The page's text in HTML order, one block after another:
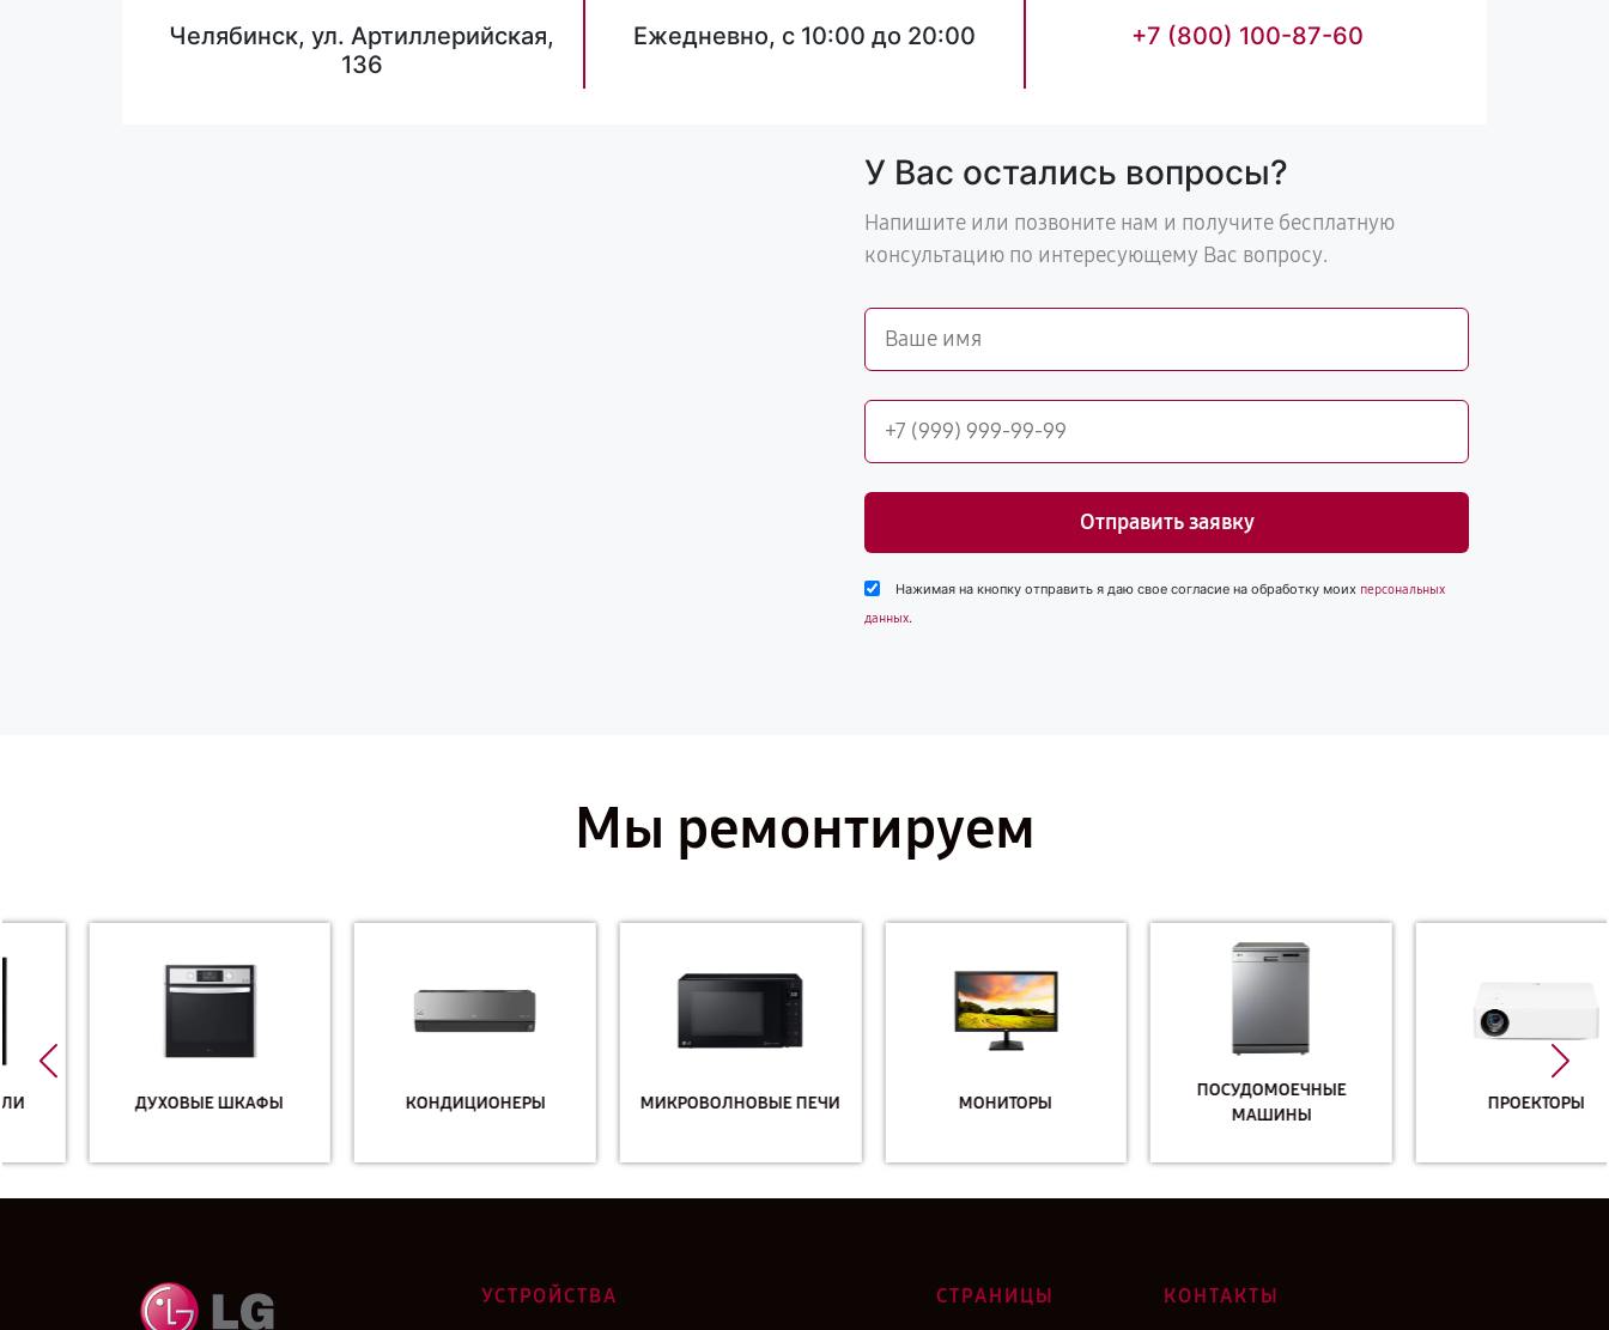
Челябинск, ул. Артиллерийская,
136
Ежедневно, с 10:00 до 20:00 +7 (800) 100-87-60
У Вас остались вопросы?
Напишите или позвоните нам и получите бесплатную
консультацию по интересующему Вас вопросу.
Отправить заявку
Нажимая на кнопку отправить я даю свое согласие на обработку моих персональных
данных.
Мы ремонтируем
ДУХОВЫЕ ШКАФЫ КОНДИЦИОНЕРЫ МИКРОВОЛНОВЫЕ ПЕЧИ МОНИТОРЫ
ПОСУДОМОЕЧНЫЕ
МАШИНЫ
ПРОЕКТОРЫ
УСТРОЙСТВА СТРАНИЦЫ КОНТАКТЫ